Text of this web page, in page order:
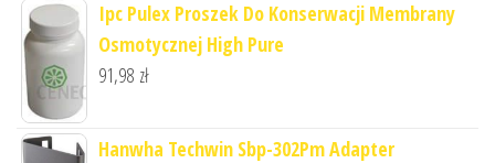
Ipc Pulex Proszek Do Konserwacji Membrany
Osmotycznej High Pure
91,98 zł
Hanwha Techwin Sbp-302Pm Adapter